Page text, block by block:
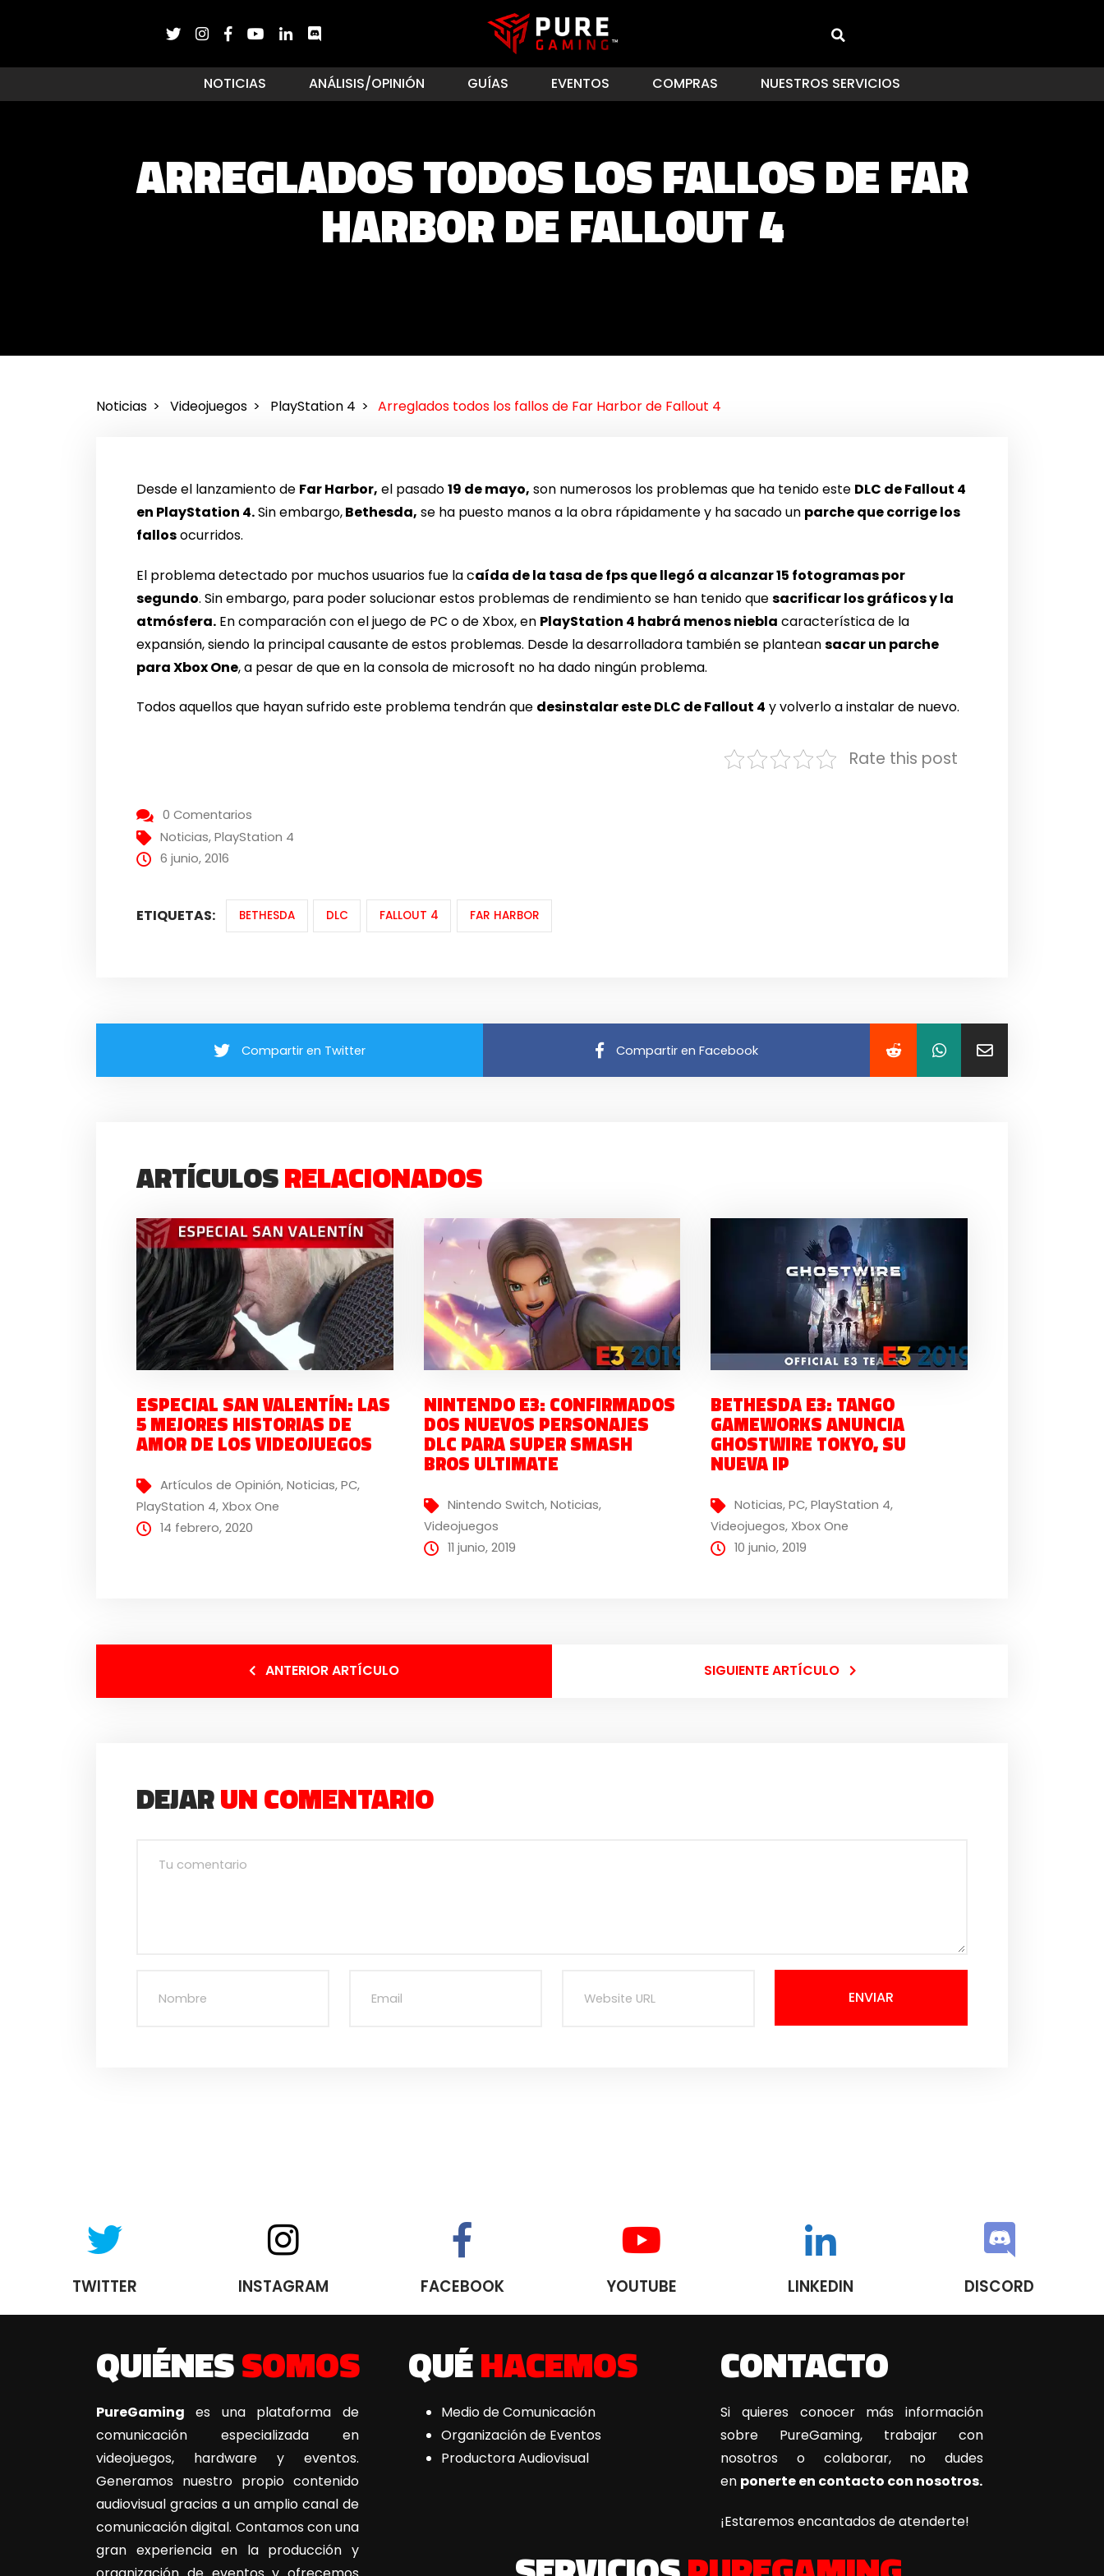
NOTICIAS ANÁLISIS/OPINIÓN GUÍAS EVENTOS COMPRAS NUESTROS SERVICIOS
ARREGLADOS TODOS LOS FALLOS DE FAR
HARBOR DE FALLOUT 4
Noticias Videojuegos PlayStation 4 Arreglados todos los fallos de Far Harbor de Fallout 4
Desde el lanzamiento de Far Harbor, el pasado19 de mayo, son numerosos los problemas que ha tenido este DLC de Fallout 4
en PlayStation 4.Sin embargo,Bethesda, se ha puesto manos a la obra rápidamente y ha sacado un parche que corrige los
fallosocurridos.
El problema detectado por muchos usuarios fue la caída de la tasa de fps que llegó a alcanzar 15 fotogramas por
segundo. Sin embargo, para poder solucionar estos problemas de rendimiento se han tenido quesacrificar los gráficos y la
atmósfera. En comparación con el juego de PC o de Xbox, en PlayStation 4 habrá menos niebla característica de la
expansión, siendo la principal causante de estos problemas. Desde la desarrolladora también se planteansacar un parche
para Xbox One, a pesar de que en la consola de microsoft no ha dado ningún problema.
Todos aquellos que hayan sufrido este problema tendrán que desinstalar este DLC de Fallout 4 y volverlo a instalar de nuevo.
Rate this post
0 Comentarios
Noticias,PlayStation 4
6 junio, 2016
ETIQUETAS: BETHESDA DLC FALLOUT 4 FAR HARBOR
Compartir en Twitter Compartir en Facebook
ARTÍCULOSRELACIONADOS
ESPECIAL SAN VALENTÍN: LAS
5 MEJORES HISTORIAS DE
AMOR DE LOS VIDEOJUEGOS
Artículos de Opinión,Noticias,PC,
PlayStation 4, Xbox One
14 febrero, 2020
NINTENDO E3: CONFIRMADOS
DOS NUEVOS PERSONAJES
DLC PARA SUPER SMASH
BROS ULTIMATE
Nintendo Switch, Noticias,
Videojuegos
11 junio, 2019
BETHESDA E3: TANGO
GAMEWORKS ANUNCIA
GHOSTWIRE TOKYO, SU
NUEVA IP
Noticias,PC,PlayStation 4,
Videojuegos, Xbox One
10 junio, 2019
ANTERIOR ARTÍCULO SIGUIENTE ARTÍCULO
DEJARUN COMENTARIO
ENVIAR
TWITTER INSTAGRAM FACEBOOK YOUTUBE LINKEDIN DISCORD
QUIÉNESSOMOS
PureGaming es una plataforma de
comunicación especializada en
videojuegos, hardware y eventos.
Generamos nuestro propio contenido
audiovisual gracias a un amplio canal de
comunicación digital. Contamos con una
gran experiencia en la producción y
QUÉHACEMOS
Medio de Comunicación
Organización de Eventos
Productora Audiovisual
CONTACTO
Si quieres conocer más información
sobre PureGaming, trabajar con
nosotros o colaborar, no dudes
en ponerte en contacto con nosotros.
¡Estaremos encantados de atenderte!